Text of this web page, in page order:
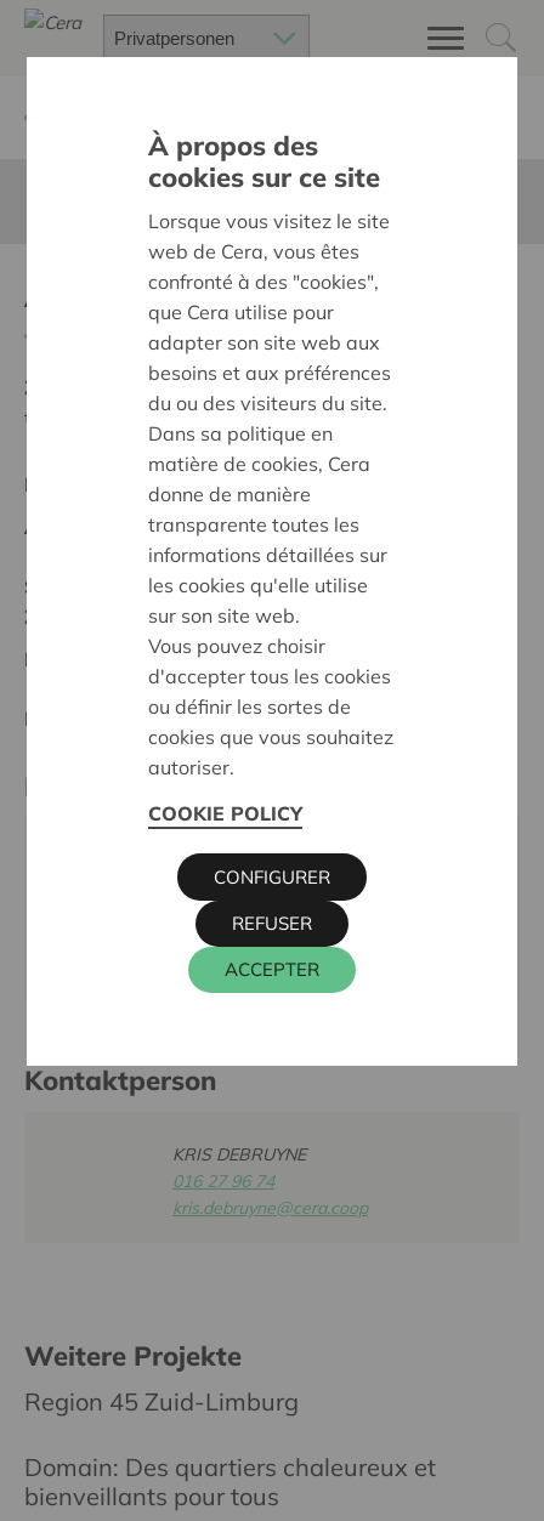
Abt&Abdij
Ziel:
Des quartiers chaleureux et bienveillants pour
tous
Regionales Projekt
Anfangsdatum:12/02/2026
Stand :
In treatment
Zuid-Limburg
Datum:
12/02/2026
Entscheidung:Approved
Partner
KUNST-GROEN, TIENSEVEST 25, 3800 SINT-
011 68 65 03
https://www.kunstgroen.be/
Kontaktperson
KRIS DEBRUYNE
016 27 96 74
kris.debruyne@cera.coop
Weitere Projekte
Region 45 Zuid-Limburg
Domain: Des quartiers chaleureux et
bienveillants pour tous
À propos des
cookies sur ce site
Lorsque vous visitez le site
web de Cera, vous êtes
confronté à des "cookies",
que Cera utilise pour
adapter son site web aux
besoins et aux préférences
du ou des visiteurs du site.
Dans sa politique en
matière de cookies, Cera
donne de manière
transparente toutes les
informations détaillées sur
les cookies qu'elle utilise
sur son site web.
Vous pouvez choisir
d'accepter tous les cookies
ou définir les sortes de
cookies que vous souhaitez
autoriser.
COOKIE POLICY
ACCEPTER
REFUSER
CONFIGURER